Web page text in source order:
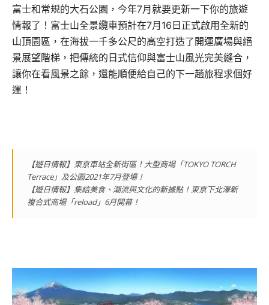
富士和常規的大石公園，今年7月就要更新一下你的旅遊
情報了！富士山全景纜車預計在7月16日正式啟用全新的
山頂園區，在海拔一千多公尺的高空打造了開運廣場與絕
景展望階梯，把傳統的日式信仰與富士山風光完美縫合，
讓你在看風景之餘，還能順便給自己的下一趟旅程求個好
運！
【遊日情報】東京車站全新街區！大型商場「TOKYO TORCH
Terrace」及公園2021年7月登場！
【遊日情報】集結美食、潮流與文化的新據點！東京下北澤新
複合式商場「reload」6月開幕！